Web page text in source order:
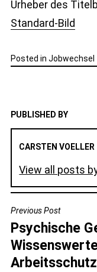
Urheber des
Standard-Bild
Posted in Jobwechsel
PUBLISHED BY
CARSTEN VOELLER
View all posts
Previous Post
Psychische